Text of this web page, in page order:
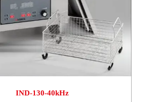
IND-130-40kHz